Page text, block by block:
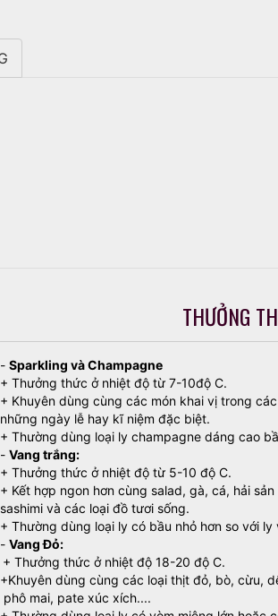
THƯỞNG
- Sparkling và Champagne
+ Thưởng thức ở nhiệt độ từ 7-10độ C.
+ Khuyên dùng cùng các món khai vị trong
những ngày lễ hay kĩ niệm đặc biệt.
+ Thường dùng loại ly champagne dáng cao
- Vang trắng:
+ Thưởng thức ở nhiệt độ từ 5-10 độ C.
+ Kết hợp ngon hơn cùng salad, gà, cá, hải
sashimi và các loại đồ tươi sống.
+ Thường dùng loại ly có bầu nhỏ hơn so với ly
- Vang Đỏ:
+ Thưởng thức ở nhiệt độ 18-20 độ C.
+Khuyên dùng cùng các loại thịt đỏ, bò, cừu,
phô mai, pate xúc xích....